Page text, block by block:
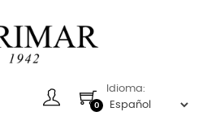
0
Idioma: